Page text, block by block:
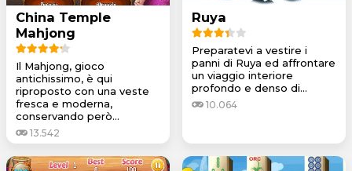
China Temple
Mahjong
Il Mahjong, gioco
antichissimo, è qui
riproposto con una veste
fresca e moderna,
conservando però...
13.542
Ruya
Preparatevi a vestire i
panni di Ruya ed affrontare
un viaggio interiore
profondo e denso di...
10.064